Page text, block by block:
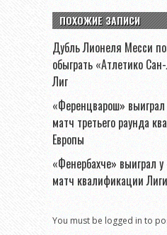
ПОХОЖИЕ ЗАПИСИ
Дубль Лионеля Месси
обыграть «Атлетико
Лиг
«Ференцварош»
матч третьего раунда
Европы
«Фенербахче» выиграл
матч квалификации
You must be logged in to